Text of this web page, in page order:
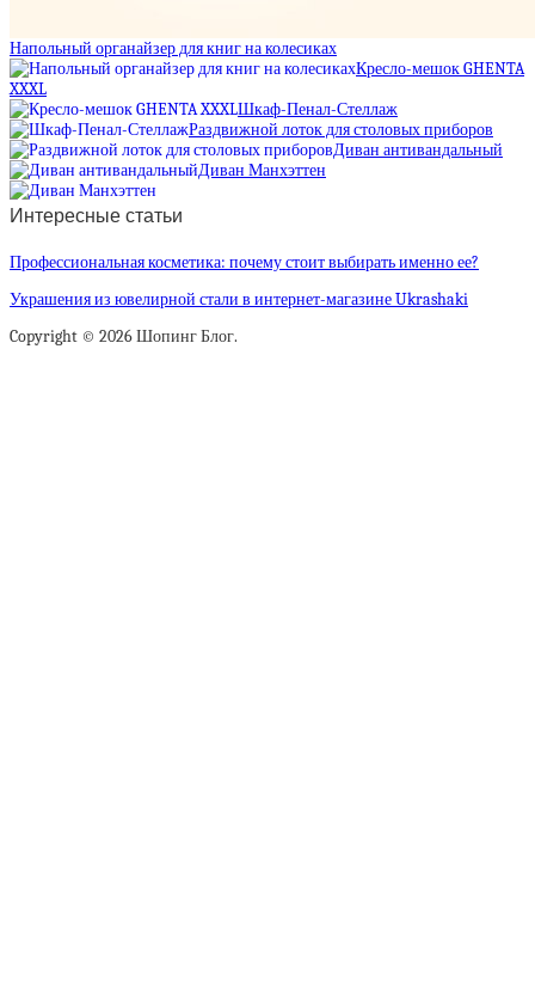
Напольный органайзер для книг на колесиках
Кресло-мешок GHENTA
XXXL
Шкаф-Пенал-Стеллаж
Раздвижной лоток для столовых приборов
Диван антивандальный
Диван Манхэттен
Интересные статьи
Профессиональная косметика: почему стоит выбирать именно ее?
Украшения из ювелирной стали в интернет-магазине Ukrashaki
Copyright © 2026 Шопинг Блог.